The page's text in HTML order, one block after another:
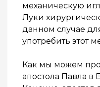
механическую
Луки
данном случае
употребить этот
Как мы можем
апостола Павла в